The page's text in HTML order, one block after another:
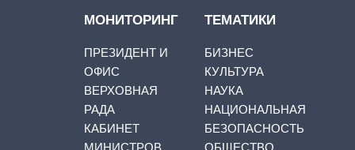
МОНИТОРИНГ
ПРЕЗИДЕНТ И
ОФИС
ВЕРХОВНАЯ
РАДА
КАБИНЕТ
ТЕМАТИКИ
БИЗНЕС
КУЛЬТУРА
НАУКА
НАЦИОНАЛЬНАЯ
БЕЗОПАСНОСТЬ